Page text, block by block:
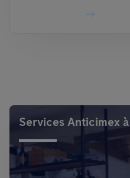
Services Anticimex